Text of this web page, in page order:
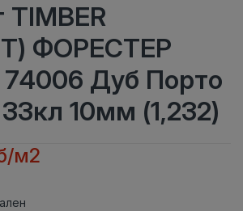
ФОРЕСТЕР
74006 Дуб Порто
10мм (1,232)
м2